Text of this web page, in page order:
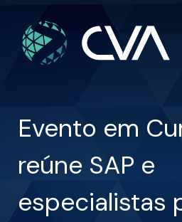
Evento em
reúne SAP e
especialistas